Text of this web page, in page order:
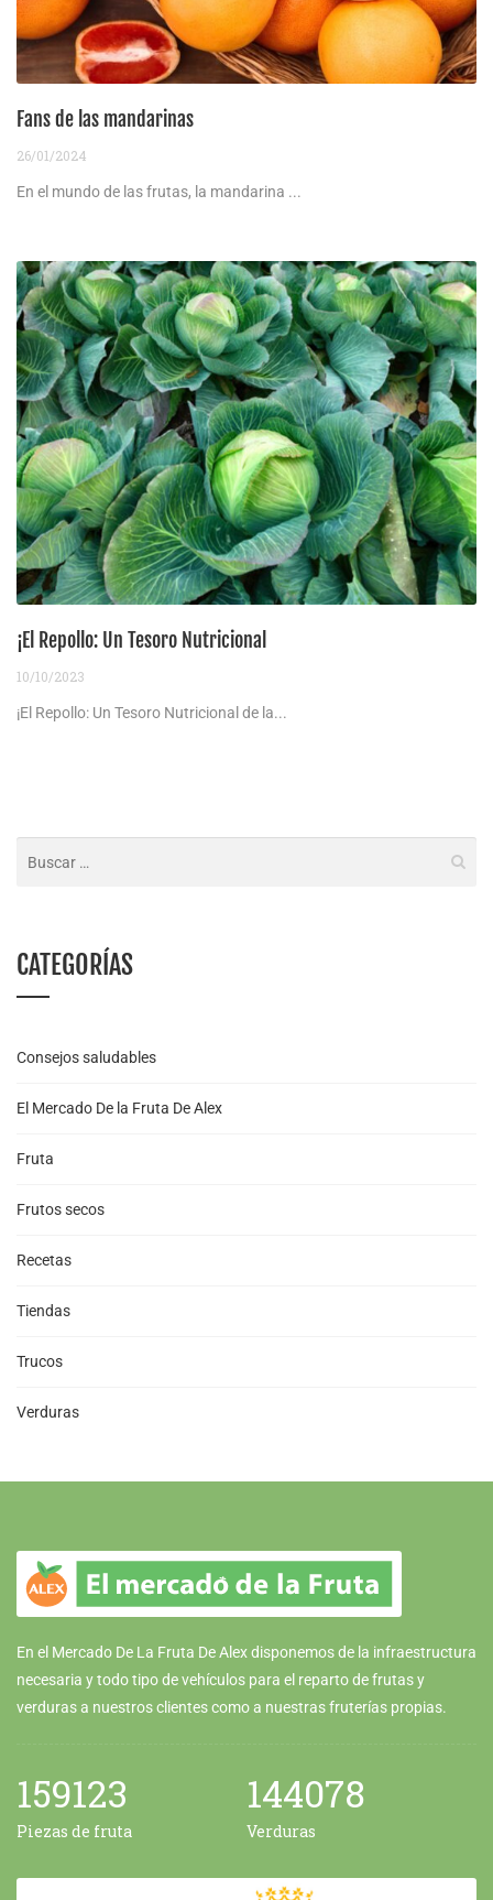
Fans de las mandarinas
26/01/2024
En el mundo de las frutas, la mandarina ...
¡El Repollo: Un Tesoro Nutricional
10/10/2023
¡El Repollo: Un Tesoro Nutricional de la...
CATEGORÍAS
Consejos saludables
El Mercado De la Fruta De Alex
Fruta
Frutos secos
Recetas
Tiendas
Trucos
Verduras
En el Mercado De La Fruta De Alex disponemos de la infraestructura
necesaria y todo tipo de vehículos para el reparto de frutas y
verduras a nuestros clientes como a nuestras fruterías propias.
159123
Piezas de fruta
144078
Verduras